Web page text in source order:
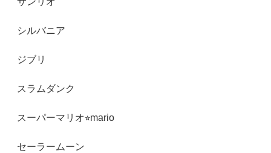
シルバニア
ジブリ
スラムダンク
スーパーマリオ⭐︎mario
セーラームーン